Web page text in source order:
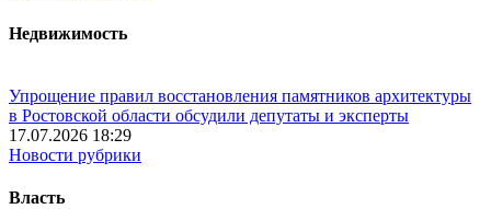
Недвижимость
Упрощение правил восстановления памятников архитектуры
в Ростовской области обсудили депутаты и эксперты
17.07.2026 18:29
Новости рубрики
Власть